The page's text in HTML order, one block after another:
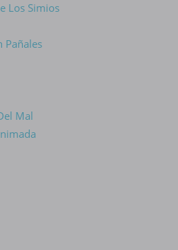
Los Simios
Pañales
Mal